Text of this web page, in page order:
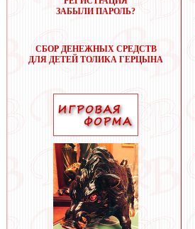
ЗАБЫЛИ ПАРОЛЬ?
СБОР ДЕНЕЖНЫХ СРЕДСТВ
ДЛЯ ДЕТЕЙ ТОЛИКА ГЕРЦЫНА